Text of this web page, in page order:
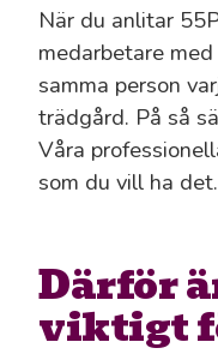
När du anlitar
medarbetare
samma person
trädgård. På så
Våra
som du vill ha det.
Därför
viktigt